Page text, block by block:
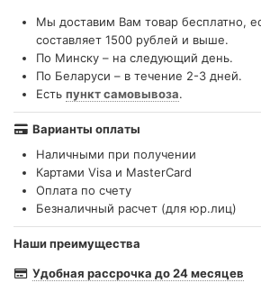
Мы доставим Вам товар бесплатно,
составляет 1500 рублей и выше.
По Минску – на следующий день.
По Беларуси – в течение 2-3 дней.
Есть пункт самовывоза.
Варианты оплаты
Наличными при получении
Картами Visa и MasterCard
Оплата по счету
Безналичный расчет (для юр.лиц)
Наши преимущества
Удобная рассрочка до 24 месяцев